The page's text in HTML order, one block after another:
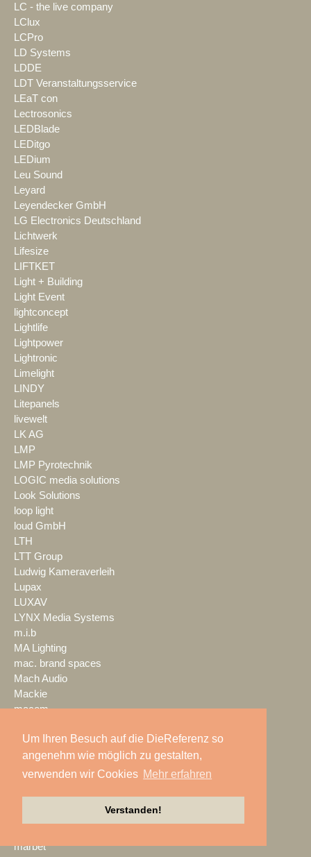
Um Ihren Besuch auf die DieReferenz so
angenehm wie möglich zu gestalten,
verwenden wir Cookies Mehr erfahren
Verstanden!
LC - the live company
LClux
LCPro
LD Systems
LDDE
LDT Veranstaltungsservice
LEaT con
Lectrosonics
LEDBlade
LEDitgo
LEDium
Leu Sound
Leyard
Leyendecker GmbH
LG Electronics Deutschland
Lichtwerk
Lifesize
LIFTKET
Light + Building
Light Event
lightconcept
Lightlife
Lightpower
Lightronic
Limelight
LINDY
Litepanels
livewelt
LK AG
LMP
LMP Pyrotechnik
LOGIC media solutions
Look Solutions
loop light
loud GmbH
LTH
LTT Group
Ludwig Kameraverleih
Lupax
LUXAV
LYNX Media Systems
m.i.b
MA Lighting
mac. brand spaces
Mach Audio
Mackie
macom
Mäding
MADRIX
Magic Event- und
Magic Sky
marbet